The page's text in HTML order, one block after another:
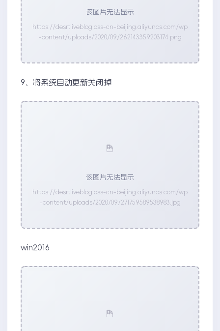
该图片无法显示
https://desrtliveblog.oss-cn-beijing.aliyuncs.com/wp
-content/uploads/2020/09/262143359203174.png
9、将系统自动更新关闭掉
该图片无法显示
https://desrtliveblog.oss-cn-beijing.aliyuncs.com/wp
-content/uploads/2020/09/271759589538983.jpg
win2016